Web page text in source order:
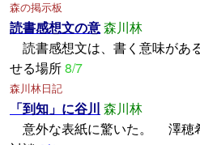
森の掲示板
読書感想文の意森川林
読書感想文は、書く意味があ
せる場所8/7
森川林日記
「到知」に谷川 森川林
意外な表紙に驚いた。 澤穂